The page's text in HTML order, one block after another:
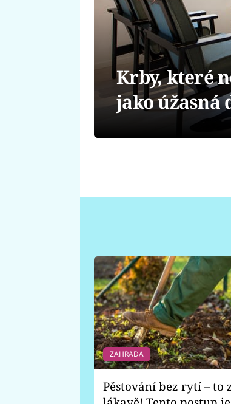
Krby, které
jako úžasná
ZAHRADA
Pěstování bez rytí – to